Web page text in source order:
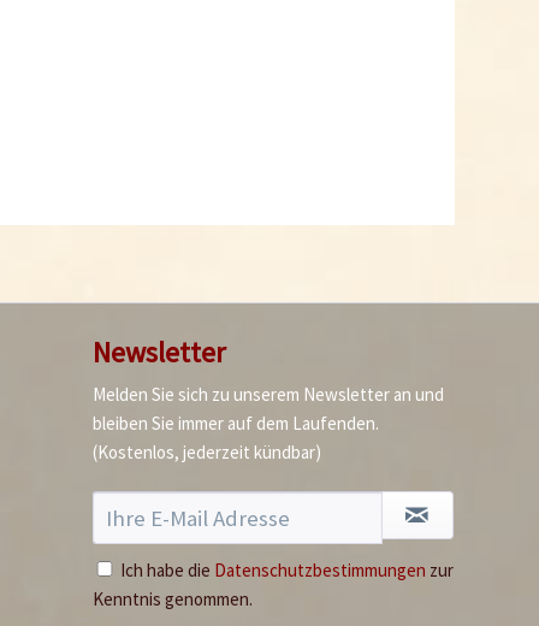
Newsletter
Melden Sie sich zu unserem Newsletter an und
bleiben Sie immer auf dem Laufenden.
(Kostenlos, jederzeit kündbar)
Ich habe die Datenschutzbestimmungen zur
Kenntnis genommen.